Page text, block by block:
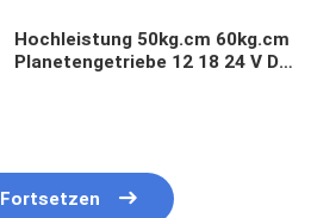
Hochleistung 50kg.cm 60kg.cm
Planetengetriebe 12 18 24 V DC
Fortsetzen